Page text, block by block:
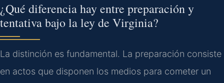
¿Qué diferencia hay entre preparación y
tentativa bajo la ley de Virginia?
La distinción es fundamental. La preparación consiste
en actos que disponen los medios para cometer un